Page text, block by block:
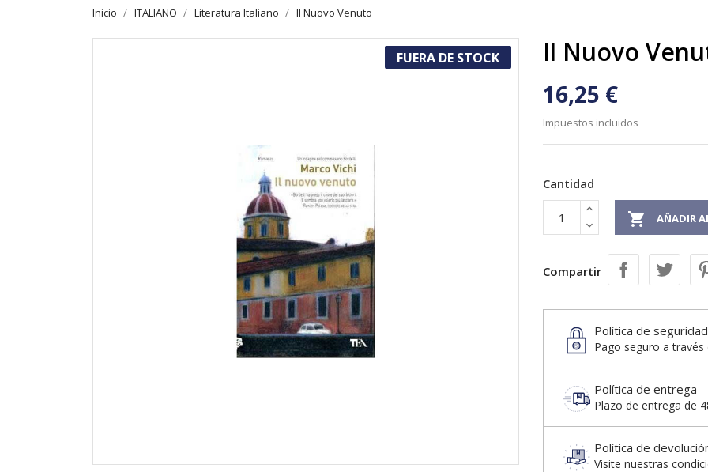
Inicio ITALIANO Literatura Italiano Il Nuovo Venuto
FUERA DE STOCK Il Nuovo
16,25 €
Impuestos incluidos
Cantidad
 AÑADIR
Compartir
Política de seguridad
Pago seguro a través
Política de entrega
Plazo de entrega de
Política de
Visite nuestras